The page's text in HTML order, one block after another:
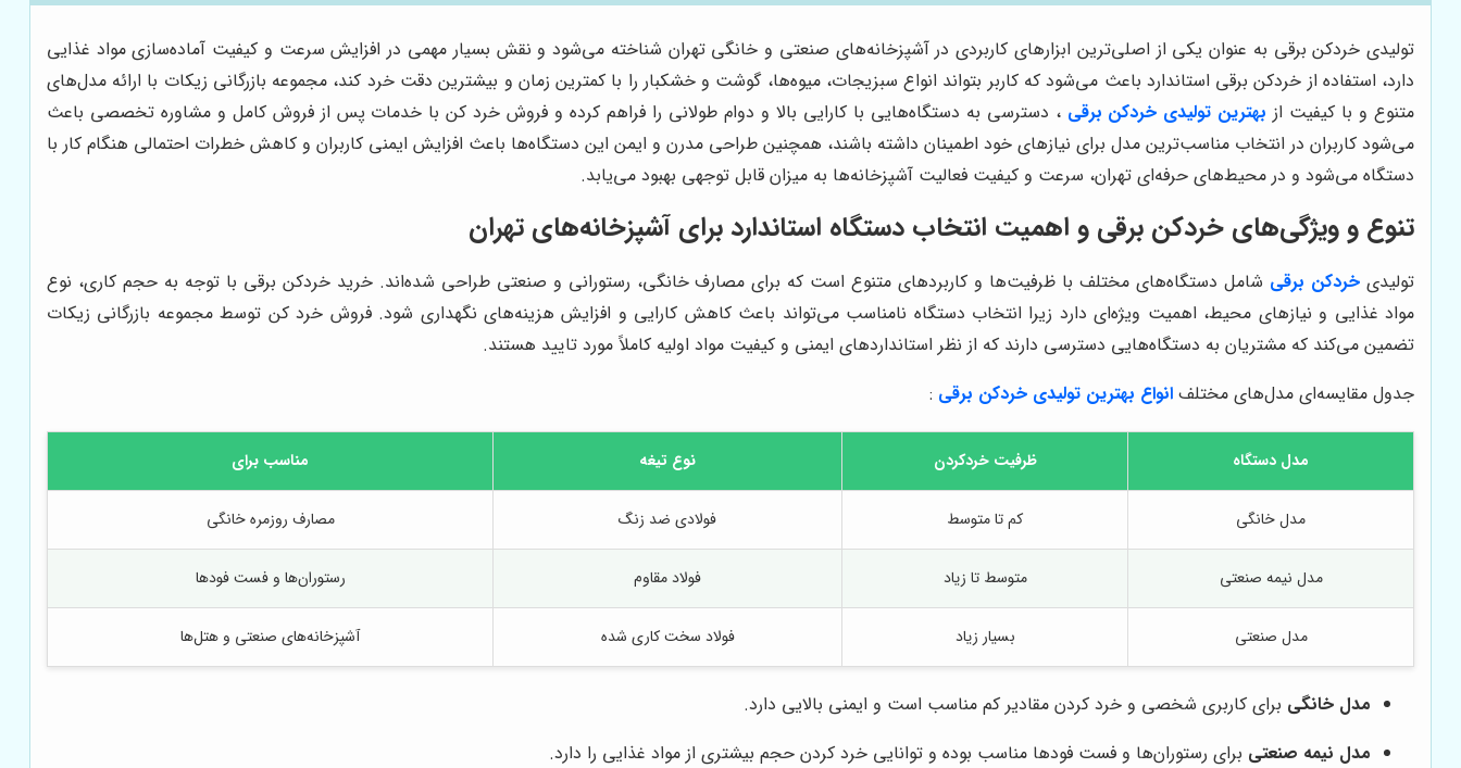
تولیدی خردکن برقی به عنوان یکی از اصلی‌ترین ابزارهای کاربردی در آشپزخانه‌های صنعتی و خانگی تهران شناخته می‌شود و نقش بسیار مهمی در افزایش سرعت و کیفیت آماده‌سازی مواد غذایی
دارد، استفاده از خردکن برقی استاندارد باعث می‌شود که کاربر بتواند انواع سبزیجات، میوه‌ها، گوشت و خشکبار را با کمترین زمان و بیشترین دقت خرد کند، مجموعه بازرگانی زیکات با ارائه مدل‌های
متنوع و با کیفیت از بهترین تولیدی خردکن برقی ، دسترسی به دستگاه‌هایی با کارایی بالا و دوام طولانی را فراهم کرده و فروش خرد کن با خدمات پس از فروش کامل و مشاوره تخصصی باعث
می‌شود کاربران در انتخاب مناسب‌ترین مدل برای نیازهای خود اطمینان داشته باشند، همچنین طراحی مدرن و ایمن این دستگاه‌ها باعث افزایش ایمنی کاربران و کاهش خطرات احتمالی هنگام کار با
دستگاه می‌شود و در محیط‌های حرفه‌ای تهران، سرعت و کیفیت فعالیت آشپزخانه‌ها به میزان قابل توجهی بهبود می‌یابد.
تنوع و ویژگی‌های خردکن برقی و اهمیت انتخاب دستگاه استاندارد برای آشپزخانه‌های تهران
تولیدی خردکن برقی شامل دستگاه‌های مختلف با ظرفیت‌ها و کاربردهای متنوع است که برای مصارف خانگی، رستورانی و صنعتی طراحی شده‌اند. خرید خردکن برقی با توجه به حجم کاری، نوع
مواد غذایی و نیازهای محیط، اهمیت ویژه‌ای دارد زیرا انتخاب دستگاه نامناسب می‌تواند باعث کاهش کارایی و افزایش هزینه‌های نگهداری شود. فروش خرد کن توسط مجموعه بازرگانی زیکات
تضمین می‌کند که مشتریان به دستگاه‌هایی دسترسی دارند که از نظر استانداردهای ایمنی و کیفیت مواد اولیه کاملاً مورد تایید هستند.
جدول مقایسه‌ای مدل‌های مختلف انواع بهترین تولیدی خردکن برقی :
مدل دستگاه ظرفیت خردکردن نوع تیغه مناسب برای
مدل خانگی کم تا متوسط فولادی ضد زنگ مصارف روزمره خانگی
مدل نیمه صنعتی متوسط تا زیاد فولاد مقاوم رستوران‌ها و فست فودها
مدل صنعتی بسیار زیاد فولاد سخت کاری شده آشپزخانه‌های صنعتی و هتل‌ها
مدل خانگی برای کاربری شخصی و خرد کردن مقادیر کم مناسب است و ایمنی بالایی دارد.
مدل نیمه صنعتی برای رستوران‌ها و فست فودها مناسب بوده و توانایی خرد کردن حجم بیشتری از مواد غذایی را دارد.